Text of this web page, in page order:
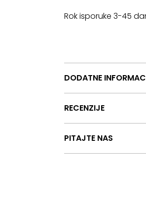
Rok isporuke 3-45
DODATNE
RECENZIJE
PITAJTE NAS